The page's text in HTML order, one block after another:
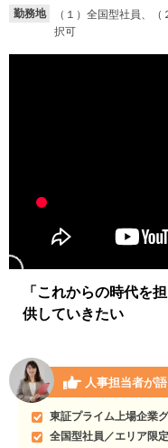
勤務地
（１）全国型社員、
択可
「これからの時代を
供していきたい
人事担当者が
東証プライム上場企業
全国型社員／エリア限